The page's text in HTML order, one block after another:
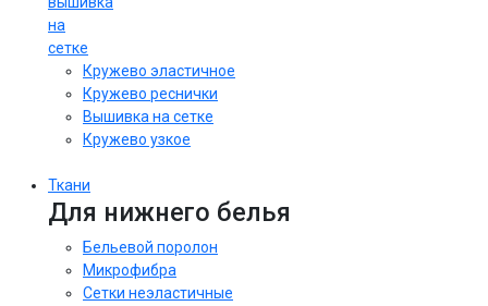
на
сетке
Кружево эластичное
Кружево реснички
Вышивка на сетке
Кружево узкое
Ткани
Для нижнего белья
Бельевой поролон
Микрофибра
Сетки неэластичные